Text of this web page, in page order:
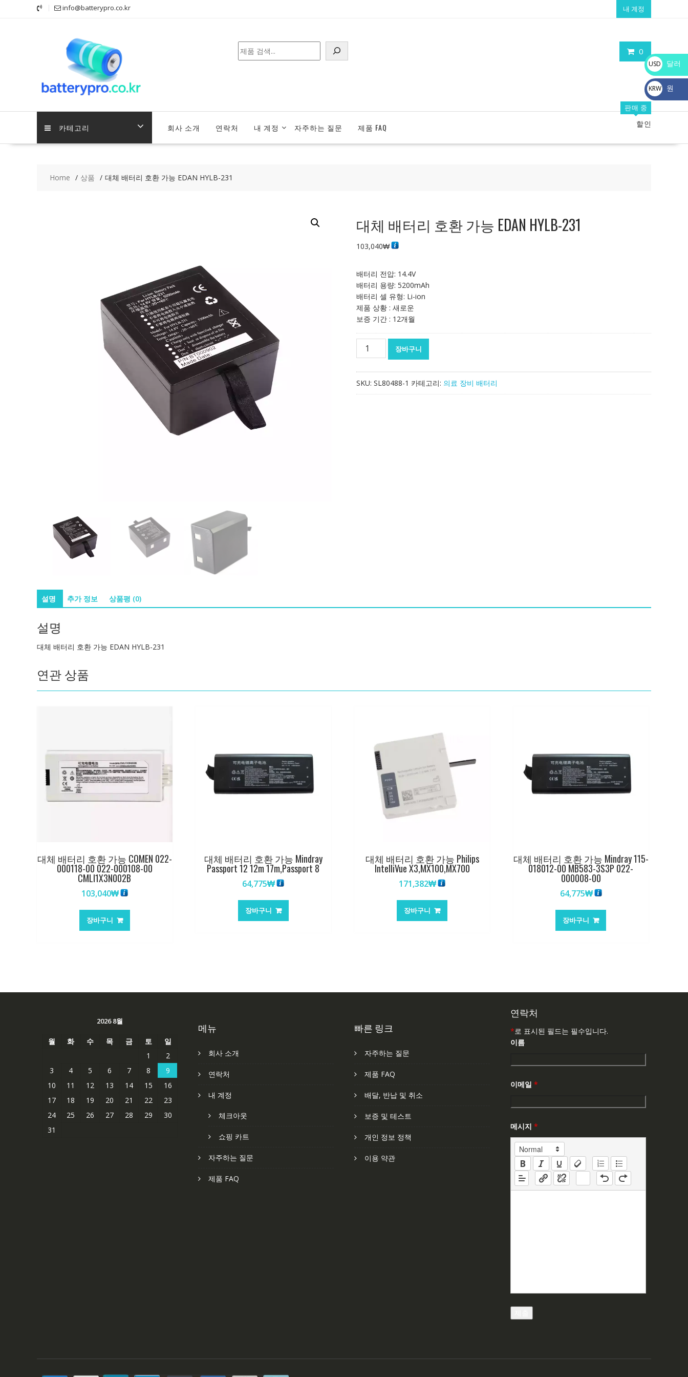
info@batterypro.co.kr 내 계정
0
검
색
카테고리 회사 소개 연락처 내 계정 자주하는 질문 제품 FAQ
판매 중
할인
Home 상품 대체 배터리 호환 가능 EDAN HYLB-231
대체 배터리 호환 가능 EDAN HYLB-231
103,040₩
배터리 전압: 14.4V
배터리 용량: 5200mAh
배터리 셀 유형: Li-ion
제품 상황 : 새로운
보증 기간 : 12개월
리
장바구니
SKU: SL80488-1 카테고리: 의료 장비 배터리
설명 추가 정보 상품평 (0)
설명
대체 배터리 호환 가능 EDAN HYLB-231
연관 상품
대체 배터리 호환 가능 COMEN 022-
000118-00 022-000108-00
CMLI1X3N002B
103,040₩
장바구니
대체 배터리 호환 가능 Mindray
Passport 12 12m 17m,Passport 8
64,775₩
장바구니
대체 배터리 호환 가능 Philips
IntelliVue X3,MX100,MX700
171,382₩
장바구니
대체 배터리 호환 가능 Mindray 115-
018012-00 MB583-3S3P 022-
000008-00
64,775₩
장바구니
2026 8월
월 화 수 목 금 토
일
1
2
3
4 5 6 7 8
9
10
11 12 13 14 15
16
17
18 19 20 21 22
23
24
25 26 27 28 29
30
31
메뉴
회사 소개
연락처
내 계정
체크아웃
쇼핑 카트
자주하는 질문
제품 FAQ
빠른 링크
자주하는 질문
제품 FAQ
배달, 반납 및 취소
보증 및 테스트
개인 정보 정책
이용 약관
연락처
*로 표시된 필드는 필수입니다.
이름
이메일 *
메시지 *
USD
$
달러
KRW
₩
원